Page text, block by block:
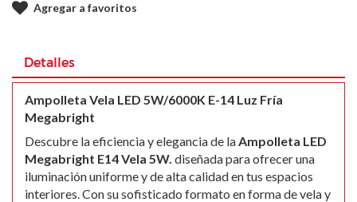
Agregar a favoritos
Detalles
Ampolleta Vela LED 5W/6000K E-14 Luz Fría
Megabright
Descubre la eficiencia y elegancia de la Ampolleta LED
Megabright E14 Vela 5W. diseñada para ofrecer una
iluminación uniforme y de alta calidad en tus espacios
interiores. Con su sofisticado formato en forma de vela y